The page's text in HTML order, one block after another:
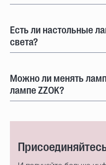
Есть ли настольные
света?
Можно ли менять
лампе ZZOK?